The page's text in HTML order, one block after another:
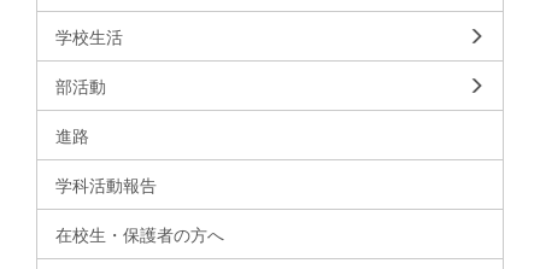
学校生活
部活動
進路
学科活動報告
在校生・保護者の方へ